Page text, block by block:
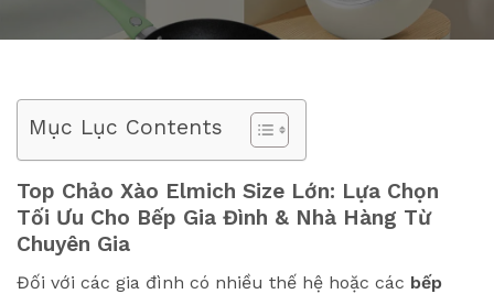
Mục Lục Contents
Top Chảo Xào Elmich Size Lớn: Lựa Chọn
Tối Ưu Cho Bếp Gia Đình & Nhà Hàng Từ
Chuyên Gia
Đối với các gia đình có nhiều thế hệ hoặc các bếp